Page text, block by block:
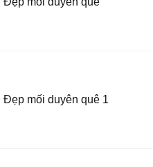
Đẹp mối duyên quê 1